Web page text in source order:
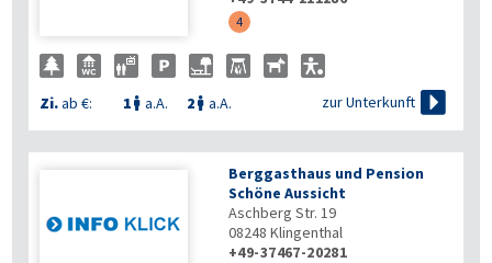
4
Zi.ab €: 1  a.A. 2  a.A. zur Unterkunft 
Berggasthaus und Pension
Schöne Aussicht
Aschberg Str. 19
08248 Klingenthal
+49-37467-20281